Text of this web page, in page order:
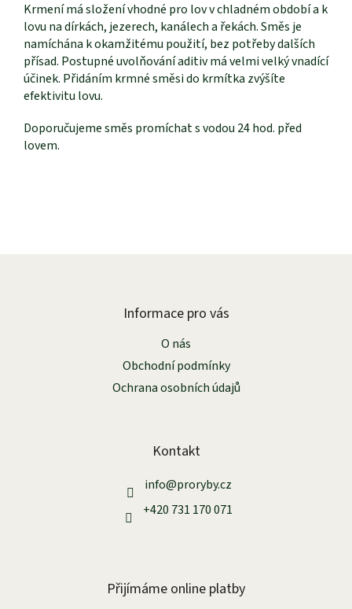
Krmení má složení vhodné pro lov v chladném období a k
lovu na dírkách, jezerech, kanálech a řekách. Směs je
namíchána k okamžitému použití, bez potřeby dalších
přísad. Postupné uvolňování aditiv má velmi velký vnadící
účinek. Přidáním krmné směsi do krmítka zvýšíte
efektivitu lovu.
Doporučujeme směs promíchat s vodou 24 hod. před
lovem.
Informace pro vás
O nás
Obchodní podmínky
Ochrana osobních údajů
Kontakt
info@proryby.cz
+420 731 170 071
Přijímáme online platby